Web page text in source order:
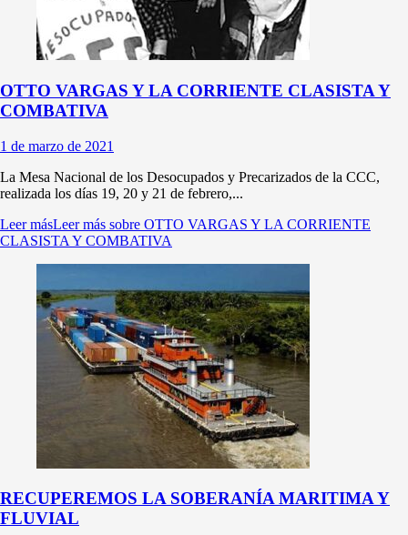
OTTO VARGAS Y LA CORRIENTE CLASISTA Y
COMBATIVA
1 de marzo de 2021
La Mesa Nacional de los Desocupados y Precarizados de la CCC,
realizada los días 19, 20 y 21 de febrero,...
Leer másLeer más sobre OTTO VARGAS Y LA CORRIENTE
CLASISTA Y COMBATIVA
RECUPEREMOS LA SOBERANÍA MARITIMA Y
FLUVIAL